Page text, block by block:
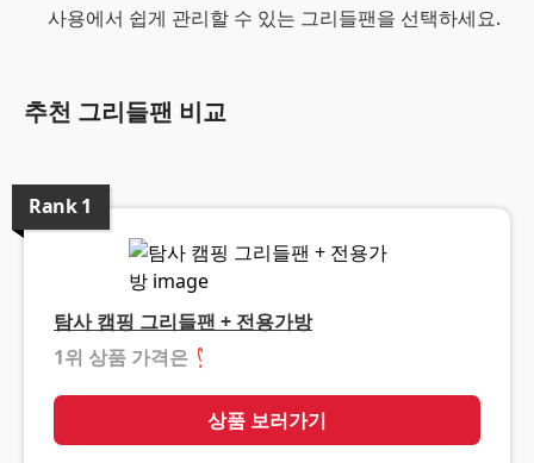
사용에서 쉽게 관리할 수 있는 그리들팬을 선택하세요.
추천 그리들팬 비교
Rank1
탐사 캠핑 그리들팬 + 전용가방
1위 상품 가격은 ❓
상품 보러가기